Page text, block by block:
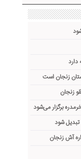
دارد
زنجان است
برگزار می‌شود
تبدیل شود
آش زنجان